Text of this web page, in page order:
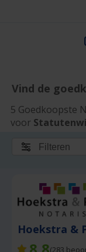
Vind de
5 Goedkoopste
voor
Filteren
Hoekstra &
(283